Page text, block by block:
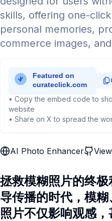
skills, offering one-
personal memories,
commerce images,
• Copy the embed code to
website
• Share on X to spread the
AI Photo Enhancer
拯救模糊照片的终
导传播的时代，模
照片不仅影响观感